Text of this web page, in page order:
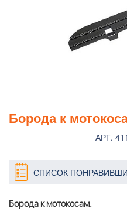
Борода к
АРТ.
СПИСОК
Борода к мотокосам.